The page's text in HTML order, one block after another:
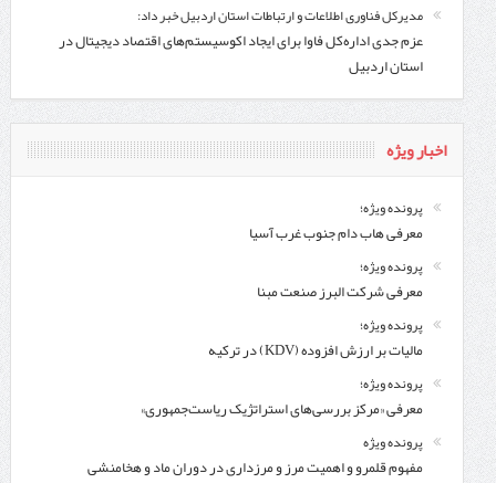
مدیرکل فناوری اطلاعات و ارتباطات استان اردبیل خبر داد:
عزم جدی اداره‌کل فاوا برای ایجاد اکوسیستم‌های اقتصاد دیجیتال در
استان اردبیل
اخبار ویژه
پرونده ویژه؛
معرفی هاب دام جنوب غرب آسیا
پرونده ویژه؛
معرفی شركت البرز صنعت مبنا
پرونده ویژه؛
مالیات بر ارزش افزوده (KDV) در ترکیه
پرونده ویژه؛
معرفی «مرکز بررسی‌های استراتژیک ریاست‌جمهوری»
پرونده ویژه
مفهوم قلمرو و اهمیت مرز و مرزداری در دوران ماد و هخامنشی